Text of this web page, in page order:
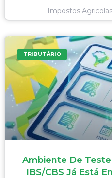
Impostos Agricolas
TRIBUTÁRIO
Ambiente De
IBS/CBS Já Está